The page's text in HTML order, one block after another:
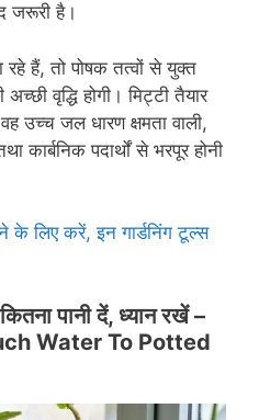
जरूरी है।
रहे हैं, तो पोषक तत्वों से युक्त
वृद्धि होगी। मिट्टी तैयार
उच्च जल धारण क्षमता वाली,
कार्बनिक पदार्थों से भरपूर होनी
के लिए करें, इन गार्डनिंग टूल्स
पानी दें, ध्यान रखें –
Water To Potted